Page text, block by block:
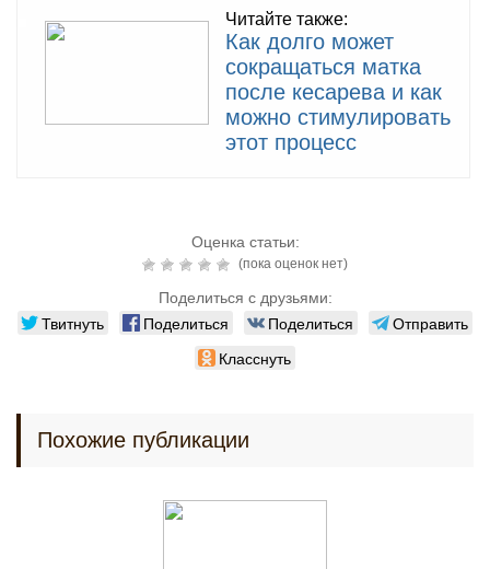
Читайте также:
Как долго может
сокращаться матка
после кесарева и как
можно стимулировать
этот процесс
Оценка статьи:
(пока оценок нет)
Поделиться с друзьями:
Твитнуть Поделиться Поделиться
Отправить
Класснуть
Похожие публикации